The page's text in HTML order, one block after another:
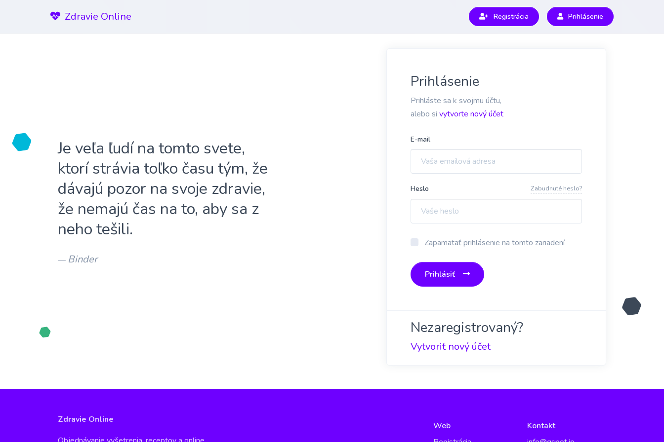
Zdravie Online Registrácia Prihlásenie
Prihlásenie
Prihláste sa k svojmu účtu,
alebo si vytvorte nový účet
E-mail
Heslo Zabudnuté heslo?
Zapamätať prihlásenie na tomto zariadení
Prihlásiť
Nezaregistrovaný?
Vytvoriť nový účet
Je veľa ľudí na tomto svete,
ktorí strávia toľko času tým, že
dávajú pozor na svoje zdravie,
že nemajú čas na to, aby sa z
neho tešili.
— Binder
Zdravie Online
Web
Kontakt